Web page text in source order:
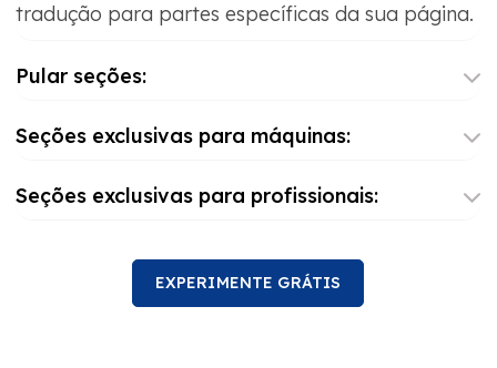
tradução para partes específicas da sua página.
Pular seções:
Seções exclusivas para máquinas:
Seções exclusivas para profissionais:
EXPERIMENTE GRÁTIS